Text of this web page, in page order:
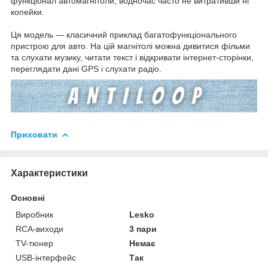
копейки.
Ця модель — класичний приклад багатофункціонального
пристрою для авто. На цій магнітолі можна дивитися фільми
та слухати музику, читати текст і відкривати інтернет-сторінки,
переглядати дані GPS і слухати радіо.
Приховати
Характеристики
Основні
Виробник
Lesko
RCA-виходи
3 пари
TV-тюнер
Немає
USB-інтерфейс
Так